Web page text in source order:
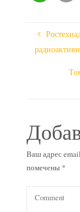
Ваш адрес
помечены *